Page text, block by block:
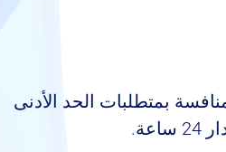
بمتطلبات الحد الأدنى